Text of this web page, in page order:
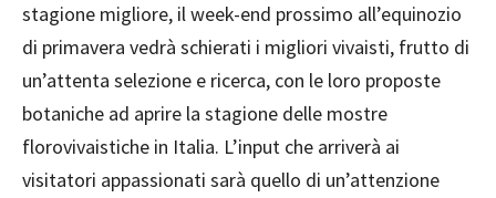
stagione migliore, il week-end prossimo all’equinozio
di primavera vedrà schierati i migliori vivaisti, frutto di
un’attenta selezione e ricerca, con le loro proposte
botaniche ad aprire la stagione delle mostre
florovivaistiche in Italia. L’input che arriverà ai
visitatori appassionati sarà quello di un’attenzione